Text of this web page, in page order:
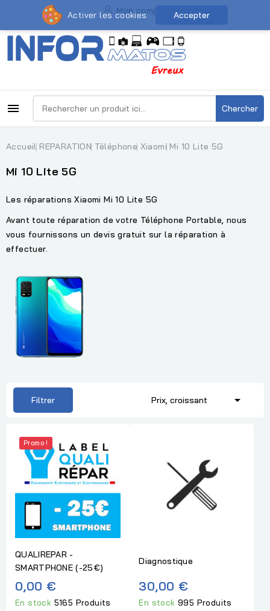
Mon compte
 Chercher
Accueil REPARATION Téléphone Xiaomi Mi 10 Lite 5G
Mi 10 Lite 5G
Les réparations Xiaomi Mi 10 Lite 5G
Avant toute réparation de votre Téléphone Portable, nous
vous fournissons un devis gratuit sur la réparation à
effectuer.
Filtrer Prix, croissant 
Promo !
QUALIREPAR -
SMARTPHONE (-25€)
0,00 €
En stock 5165 Produits
Diagnostique
30,00 €
En stock995 Produits
Activer les cookies Accepter